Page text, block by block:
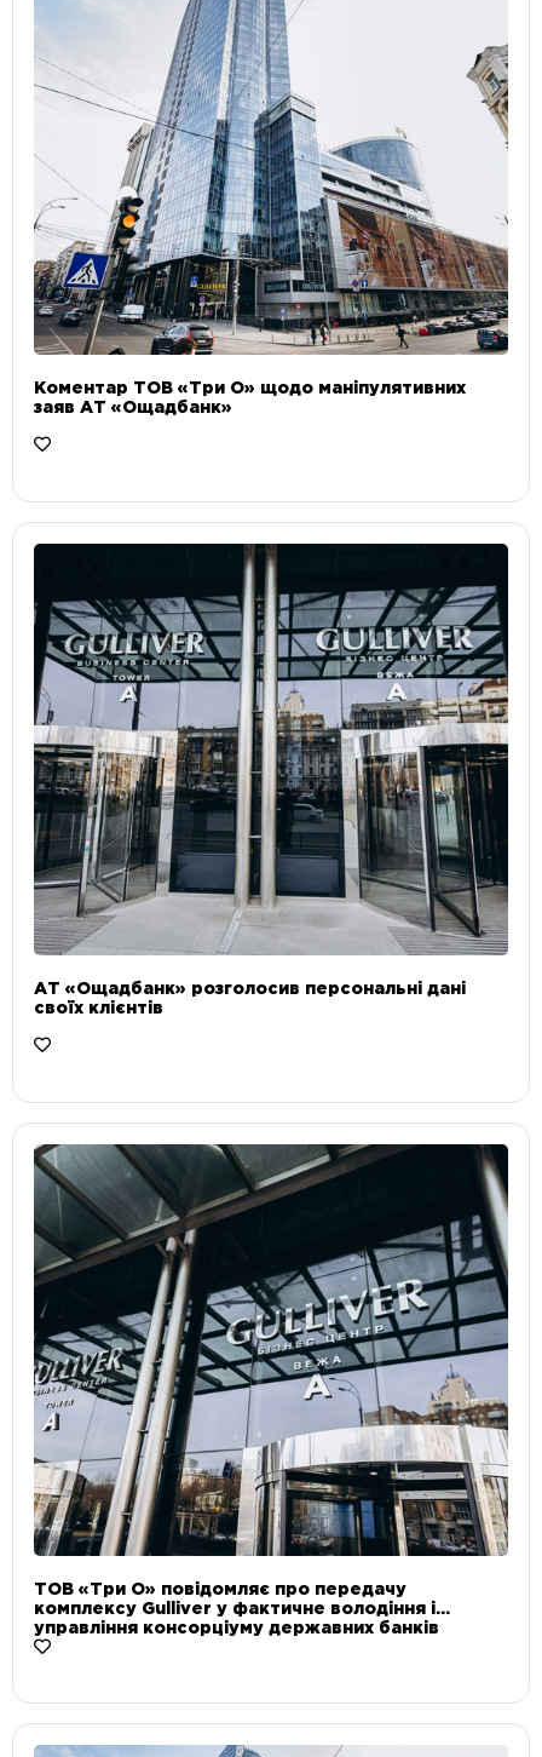
Коментар ТОВ «Три О» щодо маніпулятивних
заяв АТ «Ощадбанк»
АТ «Ощадбанк» розголосив персональні дані
своїх клієнтів
ТОВ «Три О» повідомляє про передачу
комплексу Gulliver у фактичне володіння і
управління консорціуму державних банків